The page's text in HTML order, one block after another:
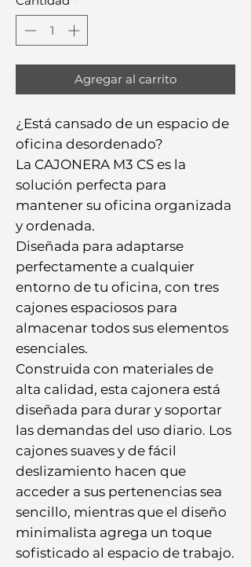
Agregar al carrito
¿Está cansado de un espacio de
oficina desordenado?
La CAJONERA M3 CS es la
solución perfecta para
mantener su oficina organizada
y ordenada.
Diseñada para adaptarse
perfectamente a cualquier
entorno de tu oficina, con tres
cajones espaciosos para
almacenar todos sus elementos
esenciales.
Construida con materiales de
alta calidad, esta cajonera está
diseñada para durar y soportar
las demandas del uso diario. Los
cajones suaves y de fácil
deslizamiento hacen que
acceder a sus pertenencias sea
sencillo, mientras que el diseño
minimalista agrega un toque
sofisticado al espacio de trabajo.